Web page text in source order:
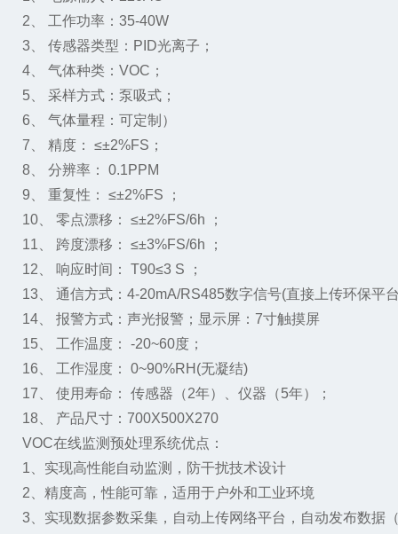
2、 工作功率：35-40W
3、 传感器类型：PID光离子；
4、 气体种类：VOC；
5、 采样方式：泵吸式；
6、 气体量程：可定制）
7、 精度： ≤±2%FS；
8、 分辨率： 0.1PPM
9、 重复性： ≤±2%FS ；
10、 零点漂移： ≤±2%FS/6h ；
11、 跨度漂移： ≤±3%FS/6h ；
12、 响应时间： T90≤3 S ；
13、 通信方式：4-20mA/RS485数字信号(直接上传环保平
14、 报警方式：声光报警；显示屏：7寸触摸屏
15、 工作温度： -20~60度；
16、 工作湿度： 0~90%RH(无凝结)
17、 使用寿命： 传感器（2年）、仪器（5年）；
18、 产品尺寸：700X500X270
VOC在线监测预处理系统优点：
1、实现高性能自动监测，防干扰技术设计
2、精度高，性能可靠，适用于户外和工业环境
3、实现数据参数采集，自动上传网络平台，自动发布数据